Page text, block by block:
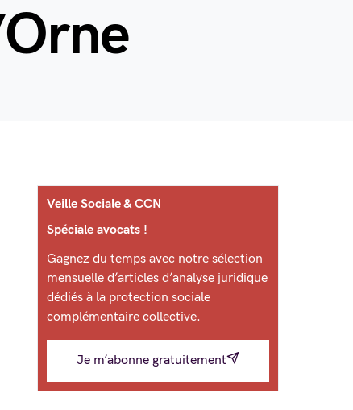
Veille Sociale & CCN
Spéciale avocats !
Gagnez du temps avec notre sélection
mensuelle d’articles d’analyse juridique
dédiés à la protection sociale
complémentaire collective.
Je m’abonne gratuitement